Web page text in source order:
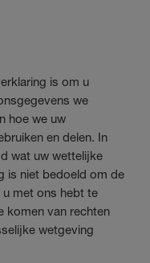
is om u
we
hoe we uw
en delen. In
wat uw wettelijke
is niet bedoeld om de
met ons hebt te
komen van rechten
wetgeving